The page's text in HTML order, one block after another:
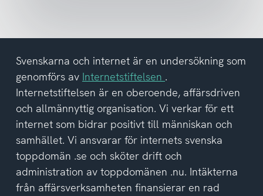
del
av
integritetspolicyn
Svenskarna och internet är en undersökning som
genomförs av Internetstiftelsen .
Internetstiftelsen är en oberoende, affärsdriven
och allmännyttig organisation. Vi verkar för ett
internet som bidrar positivt till människan och
samhället. Vi ansvarar för internets svenska
toppdomän .se och sköter drift och
administration av toppdomänen .nu. Intäkterna
från affärsverksamheten finansierar en rad